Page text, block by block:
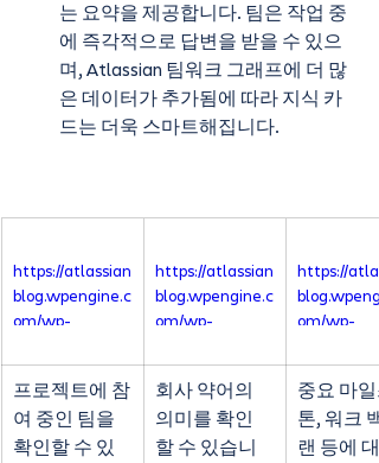
는 요약을 제공합니다. 팀은 작업 중
에 즉각적으로 답변을 받을 수 있으
며, Atlassian 팀워크 그래프에 더 많
은 데이터가 추가됨에 따라 지식 카
드는 더욱 스마트해집니다.
https://atlassian
blog.wpengine.c
om/wp-
s/2024/04/tea
m-kc.mp4
https://atlassian
blog.wpengine.c
om/wp-
s/2024/04/acro
nym-kc.mp4
https://
om/wp-
s/2024/04/
ase-kc.mp4
프로젝트에 참
여 중인 팀을
확인할 수 있
회사 약어의
의미를 확인
할 수 있습니
중요 마일
톤, 워크
랜 등에 대